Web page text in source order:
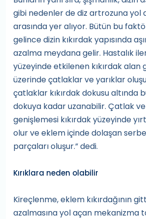
gibi nedenler de diz artrozuna yol
arasında yer alıyor. Bütün bu
gelince dizin kıkırdak yapısında
azalma meydana gelir. Hastalık
yüzeyinde etkilenen kıkırdak alan
üzerinde çatlaklar ve yarıklar
çatlaklar kıkırdak dokusu altında
dokuya kadar uzanabilir. Çatlak ve
genişlemesi kıkırdak yüzeyinde
olur ve eklem içinde dolaşan
parçaları oluşur.” dedi.
Kırıklara neden olabilir
Kireçlenme, eklem kıkırdağının
azalmasına yol açan mekanizma